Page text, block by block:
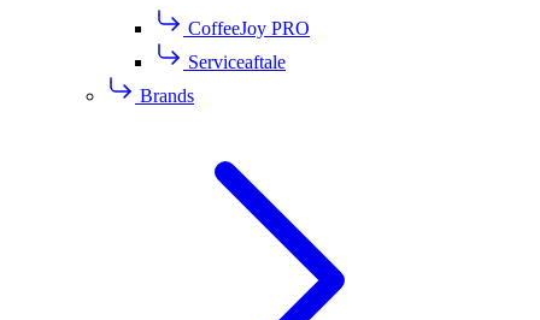
CoffeeJoy PRO
Serviceaftale
Brands